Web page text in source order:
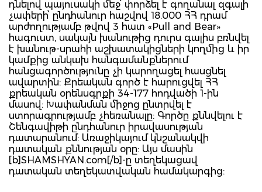
դնելով պայուսակի մեջ՝ փորձել է գողանալ զգալի
չափերի՝ ընդհանուր հաշվով 18.000 ՀՀ դրամ
արժողությամբ թվով 3 հատ «Pull and Bear»
հագուստ, սակայն խանութից դուրս գալիս բռնվել
է խանութ-սրահի աշխատակիցների կողմից և իր
կամքից անկախ հանգամանքներում
հանցագործությունը չի կարողացել հասցնել
ավարտին: Քրեական գործ է հարուցվել ՀՀ
քրեական օրենսգրքի 34-177 հոդվածի 1-ին
մասով: Խափանման միջոց ընտրվել է
ստորագրությամբ չհեռանալը: Գործը քննվելու է
Շենգավիթի ընդհանուր իրավասության
դատարանում: Առաջիկայում կնշանակվի
դատական քննության օրը: Այս մասին
[b]SHAMSHYAN.com[/b]-ը տեղեկացավ
դատական տեղեկատվական համակարգից: